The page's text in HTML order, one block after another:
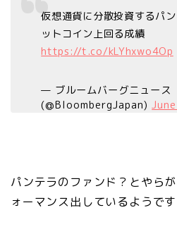
仮想通貨に分散投資するパ
ットコイン上回る成績
https://t.co/kLYhxwo4Op
— ブルームバーグニュース
(@BloombergJapan)
パンテラのファンド？とやら
ォーマンス出しているようで